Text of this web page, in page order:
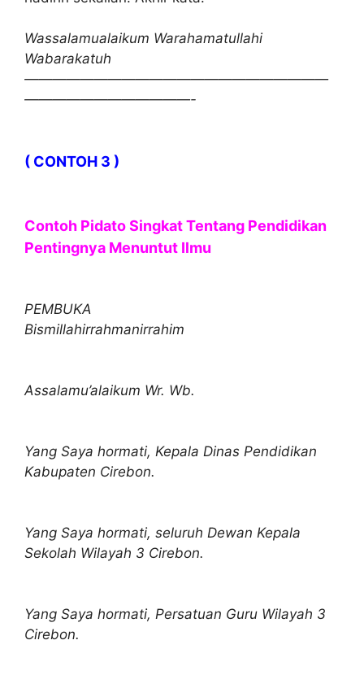
Wassalamualaikum Warahamatullahi
Wabarakatuh
——————————————————————
————————————-
( CONTOH 3 )
Contoh Pidato Singkat Tentang Pendidikan
Pentingnya Menuntut Ilmu
PEMBUKA
Bismillahirrahmanirrahim
Assalamu’alaikum Wr. Wb.
Yang Saya hormati, Kepala Dinas Pendidikan
Kabupaten Cirebon.
Yang Saya hormati, seluruh Dewan Kepala
Sekolah Wilayah 3 Cirebon.
Yang Saya hormati, Persatuan Guru Wilayah 3
Cirebon.